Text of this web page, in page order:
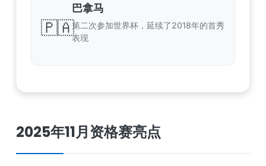
🇵🇦
巴拿马
第二次参加世界杯，延续了2018年的首秀
表现
2025年11月资格赛亮点